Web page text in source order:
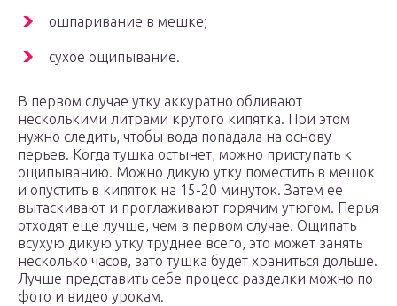
ошпаривание в мешке;
сухое ощипывание.
В первом случае утку аккуратно обливают
несколькими литрами крутого кипятка. При этом
нужно следить, чтобы вода попадала на основу
перьев. Когда тушка остынет, можно приступать к
ощипыванию. Можно дикую утку поместить в мешок
и опустить в кипяток на 15-20 минуток. Затем ее
вытаскивают и проглаживают горячим утюгом. Перья
отходят еще лучше, чем в первом случае. Ощипать
всухую дикую утку труднее всего, это может занять
несколько часов, зато тушка будет храниться дольше.
Лучше представить себе процесс разделки можно по
фото и видео урокам.